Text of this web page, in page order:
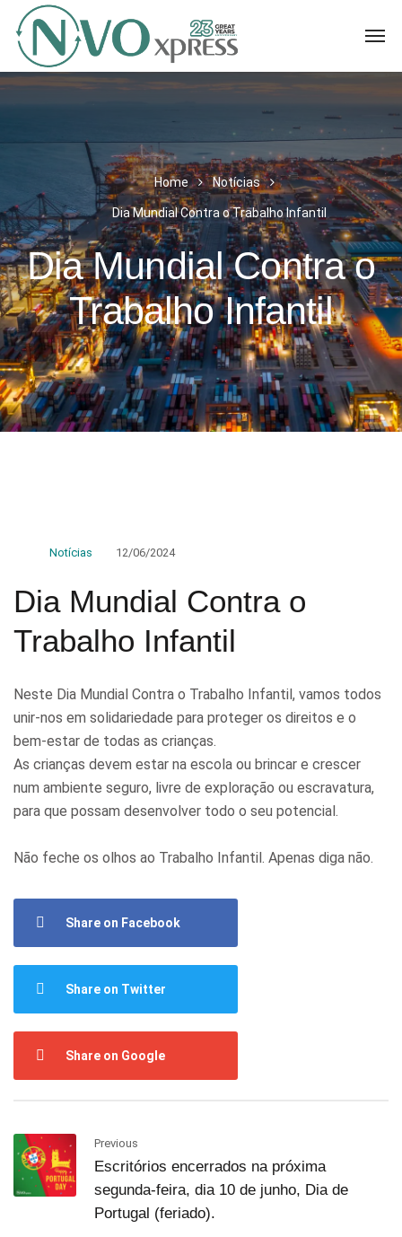
Home Notícias
Dia Mundial Contra o Trabalho Infantil
Dia Mundial Contra o
Trabalho Infantil
Notícias 12/06/2024
Dia Mundial Contra o
Trabalho Infantil
Neste Dia Mundial Contra o Trabalho Infantil, vamos todos
unir-nos em solidariedade para proteger os direitos e o
bem-estar de todas as crianças.
As crianças devem estar na escola ou brincar e crescer
num ambiente seguro, livre de exploração ou escravatura,
para que possam desenvolver todo o seu potencial.
Não feche os olhos ao Trabalho Infantil. Apenas diga não.
Share on Facebook
Share on Twitter
Share on Google
Previous
Escritórios encerrados na próxima
segunda-feira, dia 10 de junho, Dia de
Portugal (feriado).